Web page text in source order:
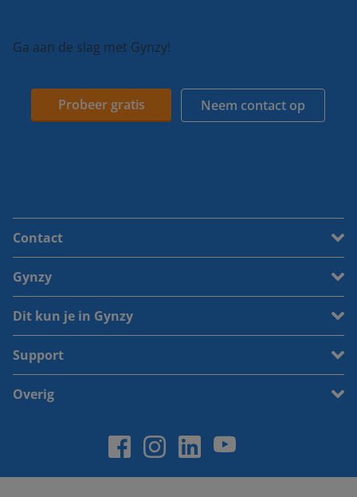
Ga aan de slag met Gynzy!
Probeer gratis Neem contact op
Contact
Gynzy
Dit kun je in Gynzy
Support
Overig